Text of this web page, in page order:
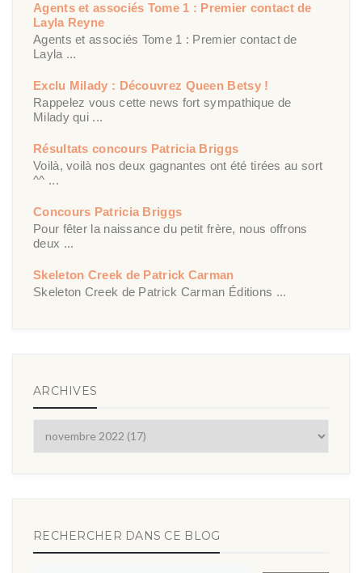
Agents et associés Tome 1 : Premier contact de
Layla Reyne
Agents et associés Tome 1 : Premier contact de
Layla ...
Exclu Milady : Découvrez Queen Betsy !
Rappelez vous cette news fort sympathique de
Milady qui ...
Résultats concours Patricia Briggs
Voilà, voilà nos deux gagnantes ont été tirées au sort
^^ ...
Concours Patricia Briggs
Pour fêter la naissance du petit frère, nous offrons
deux ...
Skeleton Creek de Patrick Carman
Skeleton Creek de Patrick Carman Éditions ...
ARCHIVES
RECHERCHER DANS CE BLOG